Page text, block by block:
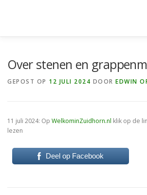
Over stenen en
GEPOST OP 12 JULI 2024 DOOR EDWIN
11 juli 2024: Op WelkominZuidhorn.nl klik op de
lezen
Deel op Facebook